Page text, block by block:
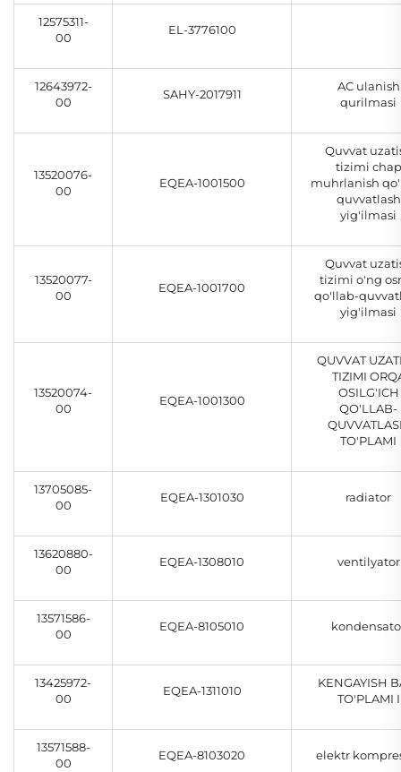
12575311-
00
EL-3776100
12643972-
00
SAHY-2017911
AC ulanish
qurilmasi
13520076-
00
EQEA-1001500
Quvvat
tizimi chap
muhrlanish
quvvatlash
yig'ilmasi
13520077-
00
EQEA-1001700
Quvvat
tizimi o'ng
qo'llab-
yig'ilmasi
13520074-
00
EQEA-1001300
QUVVAT
TIZIMI
OSILG'ICH
QO'LLAB-
TO'PLAMI
13705085-
00
EQEA-1301030 radiator
13620880-
00
EQEA-1308010 ventilyator
13571586-
00
EQEA-8105010
13425972-
00
EQEA-1311010
KENGAYISH
TO'PLAMI I
13571588-
00
EQEA-8103020 elektr